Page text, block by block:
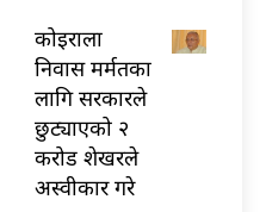
कोइराला
निवास मर्मतका
लागि सरकारले
छुट्याएको २
करोड शेखरले
अस्वीकार गरे